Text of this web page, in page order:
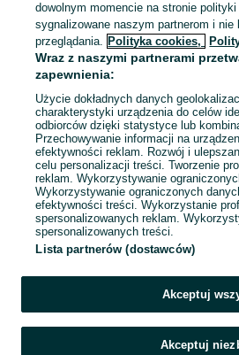
dowolnym momencie na stronie
sygnalizowane naszym partnerom i nie
przeglądania. Polityka cookies,
Wraz z naszymi partnerami
zapewnienia:
Użycie dokładnych danych
charakterystyki urządzenia do celów
odbiorców dzięki statystyce lub
Przechowywanie informacji na
efektywności reklam. Rozwój i
celu personalizacji treści. Tworzenie
reklam. Wykorzystywanie
Wykorzystywanie ograniczonych
efektywności treści. Wykorzystanie
spersonalizowanych reklam.
spersonalizowanych treści.
Lista partnerów (dostawców)
Akceptuj
Akceptuj